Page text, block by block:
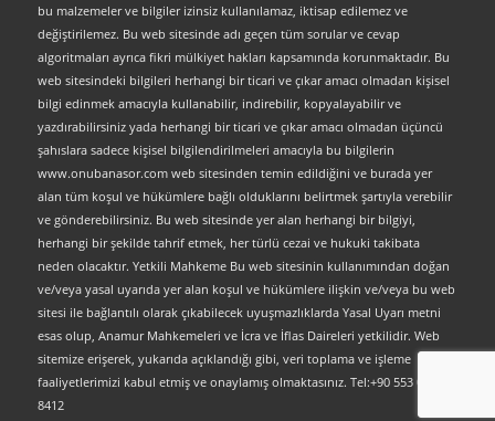
bu malzemeler ve bilgiler izinsiz kullanılamaz, iktisap edilemez ve
değiştirilemez. Bu web sitesinde adı geçen tüm sorular ve cevap
algoritmaları ayrıca fikri mülkiyet hakları kapsamında korunmaktadır. Bu
web sitesindeki bilgileri herhangi bir ticari ve çıkar amacı olmadan kişisel
bilgi edinmek amacıyla kullanabilir, indirebilir, kopyalayabilir ve
yazdırabilirsiniz yada herhangi bir ticari ve çıkar amacı olmadan üçüncü
şahıslara sadece kişisel bilgilendirilmeleri amacıyla bu bilgilerin
www.onubanasor.com web sitesinden temin edildiğini ve burada yer
alan tüm koşul ve hükümlere bağlı olduklarını belirtmek şartıyla verebilir
ve gönderebilirsiniz. Bu web sitesinde yer alan herhangi bir bilgiyi,
herhangi bir şekilde tahrif etmek, her türlü cezai ve hukuki takibata
neden olacaktır. Yetkili Mahkeme Bu web sitesinin kullanımından doğan
ve/veya yasal uyarıda yer alan koşul ve hükümlere ilişkin ve/veya bu web
sitesi ile bağlantılı olarak çıkabilecek uyuşmazlıklarda Yasal Uyarı metni
esas olup, Anamur Mahkemeleri ve İcra ve İflas Daireleri yetkilidir. Web
sitemize erişerek, yukarıda açıklandığı gibi, veri toplama ve işleme
faaliyetlerimizi kabul etmiş ve onaylamış olmaktasınız. Tel:+90 553 063
8412